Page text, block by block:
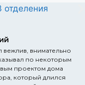
внимательно
по некоторым
проектом дома
который длился